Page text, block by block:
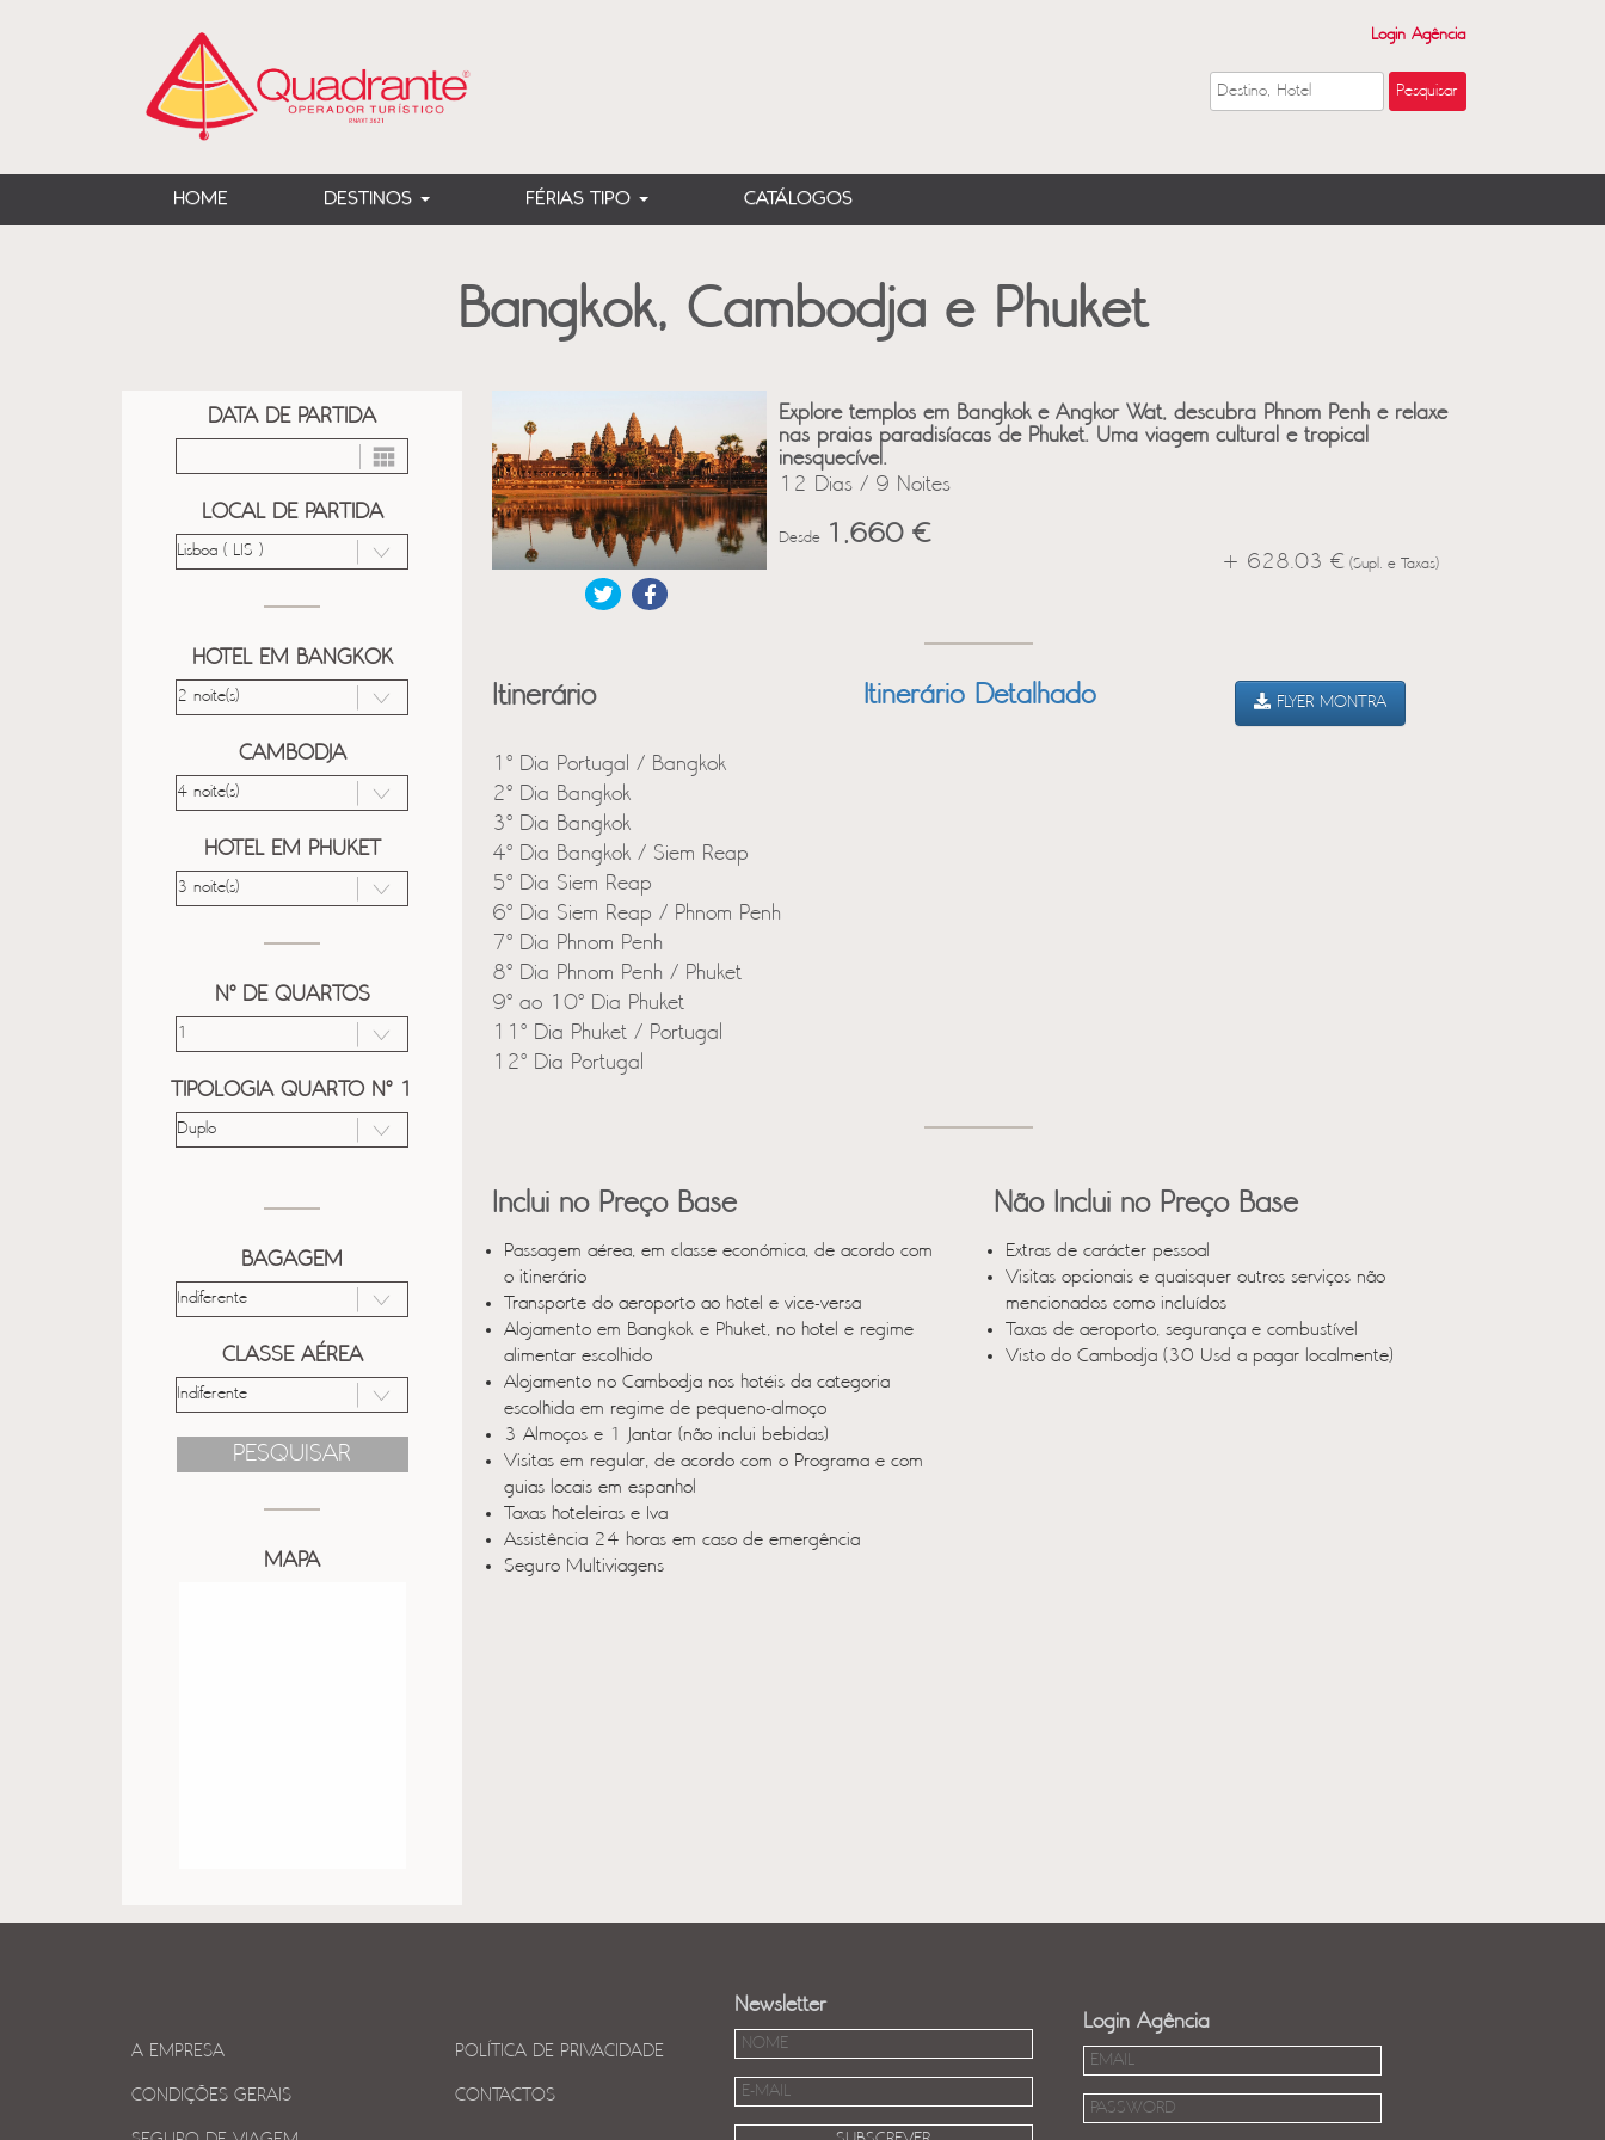
Login Agência
HOME DESTINOS FÉRIAS TIPO CATÁLOGOS
Bangkok, Cambodja e Phuket
DATA DE PARTIDA
LOCAL DE PARTIDA
HOTEL EM BANGKOK
CAMBODJA
HOTEL EM PHUKET
Nº DE QUARTOS
TIPOLOGIA QUARTO Nº 1
BAGAGEM
CLASSE AÉREA
PESQUISAR
MAPA
Explore templos em Bangkok e Angkor Wat, descubra Phnom Penh e relaxe
nas praias paradisíacas de Phuket. Uma viagem cultural e tropical
inesquecível.
12 Dias / 9 Noites
Desde 1,660 €
+ 628.03 € (Supl. e Taxas)
Itinerário Itinerário Detalhado FLYER MONTRA
1º Dia Portugal / Bangkok
2º Dia Bangkok
3º Dia Bangkok
4º Dia Bangkok / Siem Reap
5º Dia Siem Reap
6º Dia Siem Reap / Phnom Penh
7º Dia Phnom Penh
8º Dia Phnom Penh / Phuket
9º ao 10º Dia Phuket
11º Dia Phuket / Portugal
12º Dia Portugal
Inclui no Preço Base
Passagem aérea, em classe económica, de acordo com
o itinerário
Transporte do aeroporto ao hotel e vice-versa
Alojamento em Bangkok e Phuket, no hotel e regime
alimentar escolhido
Alojamento no Cambodja nos hotéis da categoria
escolhida em regime de pequeno-almoço
3 Almoços e 1 Jantar (não inclui bebidas)
Visitas em regular, de acordo com o Programa e com
guias locais em espanhol
Taxas hoteleiras e Iva
Assistência 24 horas em caso de emergência
Seguro Multiviagens
Não Inclui no Preço Base
Extras de carácter pessoal
Visitas opcionais e quaisquer outros serviços não
mencionados como incluídos
Taxas de aeroporto, segurança e combustível
Visto do Cambodja (30 Usd a pagar localmente)
A EMPRESA
CONDIÇÕES GERAIS
POLÍTICA DE PRIVACIDADE
CONTACTOS
Newsletter
Login Agência